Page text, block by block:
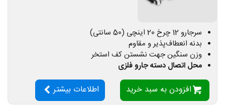
سرجارو 12 چرخ 20 اینچی (50 سانتی)
بدنه انعطاف‌پذیر و مقاوم
وزن سنگین جهت نشستن کف استخر
محل اتصال دسته جارو فلزی
افزودن به سبد خرید اطلاعات بیشتر